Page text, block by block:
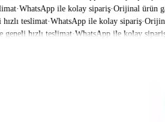
·WhatsApp ile kolay sipariş·Orijinal ürün
teslimat·WhatsApp ile kolay sipariş·Orijinal
hızlı teslimat·WhatsApp ile kolay sipariş·